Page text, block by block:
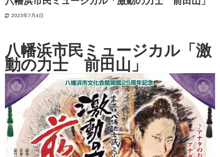
2023年7月4日
八幡浜市民ミュージカル「激
動の力士 前田山」